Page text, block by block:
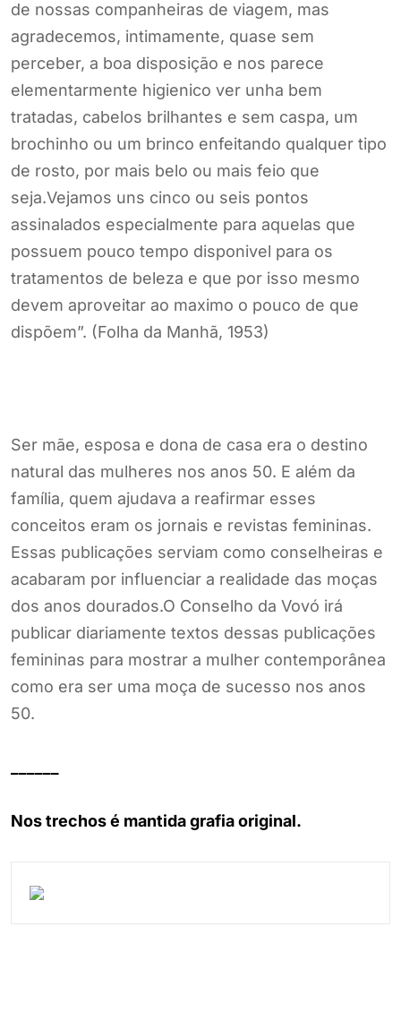
de nossas companheiras de viagem, mas
agradecemos, intimamente, quase sem
perceber, a boa disposição e nos parece
elementarmente higienico ver unha bem
tratadas, cabelos brilhantes e sem caspa, um
brochinho ou um brinco enfeitando qualquer tipo
de rosto, por mais belo ou mais feio que
seja.Vejamos uns cinco ou seis pontos
assinalados especialmente para aquelas que
possuem pouco tempo disponivel para os
tratamentos de beleza e que por isso mesmo
devem aproveitar ao maximo o pouco de que
dispõem”. (Folha da Manhã, 1953)
Ser mãe, esposa e dona de casa era o destino
natural das mulheres nos anos 50. E além da
família, quem ajudava a reafirmar esses
conceitos eram os jornais e revistas femininas.
Essas publicações serviam como conselheiras e
acabaram por influenciar a realidade das moças
dos anos dourados.O Conselho da Vovó irá
publicar diariamente textos dessas publicações
femininas para mostrar a mulher contemporânea
como era ser uma moça de sucesso nos anos
50.
Nos trechos é mantida grafia original.